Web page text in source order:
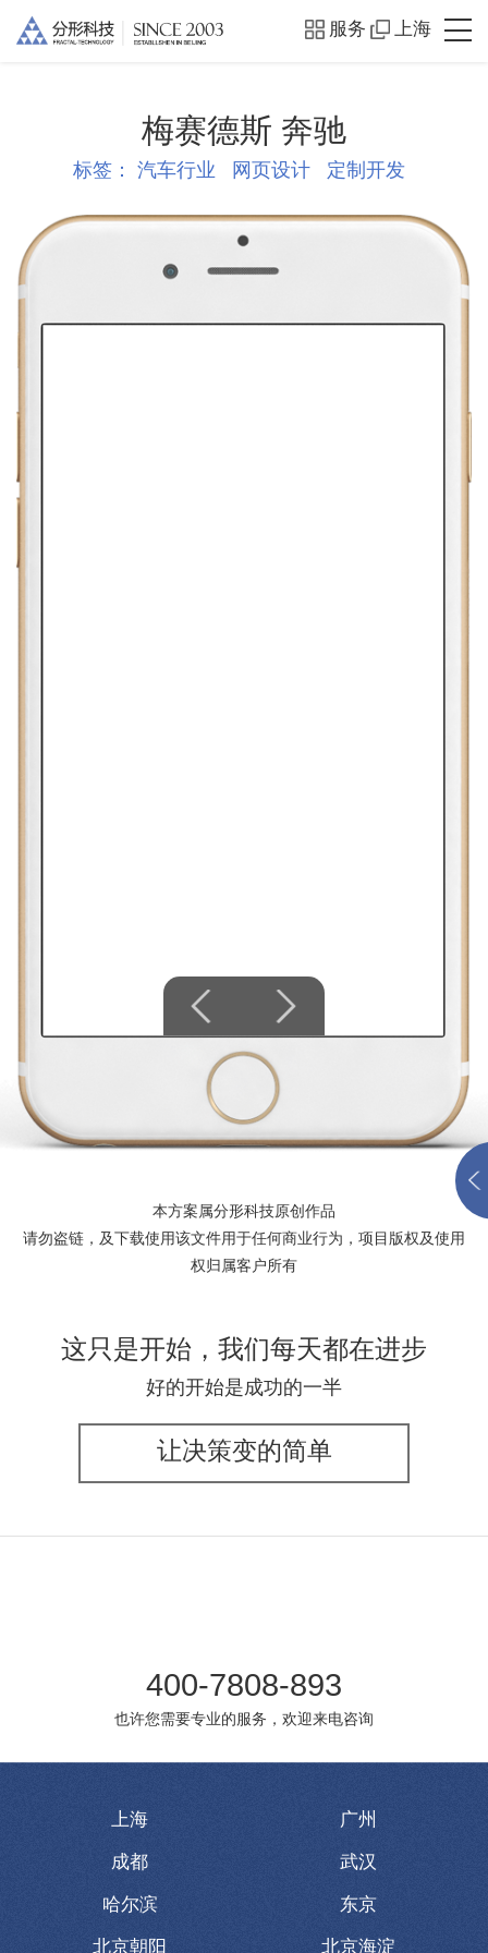
服务 上海
梅赛德斯 奔驰
标签： 汽车行业 网页设计 定制开发
本方案属分形科技原创作品
请勿盗链，及下载使用该文件用于任何商业行为，项目版权及使用
权归属客户所有
这只是开始，我们每天都在进步
好的开始是成功的一半
让决策变的简单
400-7808-893
也许您需要专业的服务，欢迎来电咨询
上海 广州
成都 武汉
哈尔滨 东京
北京朝阳 北京海淀